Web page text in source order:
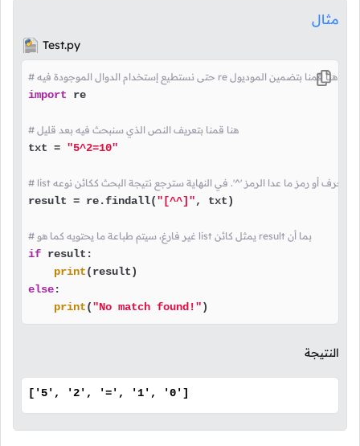
مثال
Test.py
# حتى نستطيع إستخدام الدوال الموجودة فيه re هنا قمنا بتضمين الموديول
import re
# هنا قمنا بتعريف النص الذي سنبحث فيه بعد قليل
txt = "5^2=10"
result = re.findall("[^^]", txt)
# غير فارغ، سيتم طباعة ما يحتويه كما هو list يمثل كائن result بما أن
if result:
print
else:
print("No match found!")
النتيجة
['5', '2', '=', '1', '0']